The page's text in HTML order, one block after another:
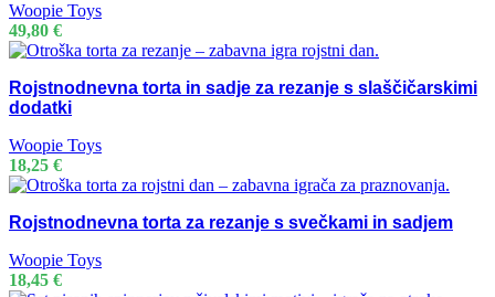
Woopie Toys
49,80 €
Rojstnodnevna torta in sadje za rezanje s slaščičarskimi
dodatki
Woopie Toys
18,25 €
Rojstnodnevna torta za rezanje s svečkami in sadjem
Woopie Toys
18,45 €